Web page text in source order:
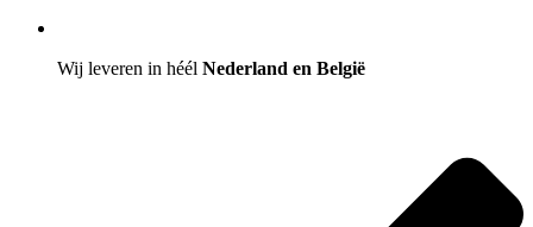
Wij leveren in héél Nederland en België